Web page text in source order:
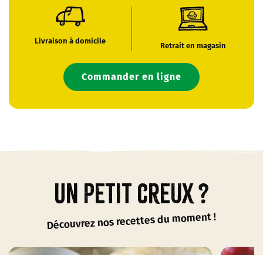
Livraison à domicile
Retrait en magasin
Commander en ligne
Un petit creux ?
Découvrez nos recettes du moment !